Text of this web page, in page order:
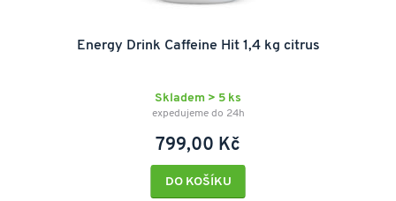
Energy Drink Caffeine Hit 1,4 kg citrus
Skladem > 5 ks
expedujeme do 24h
799,00 Kč
DO KOŠÍKU